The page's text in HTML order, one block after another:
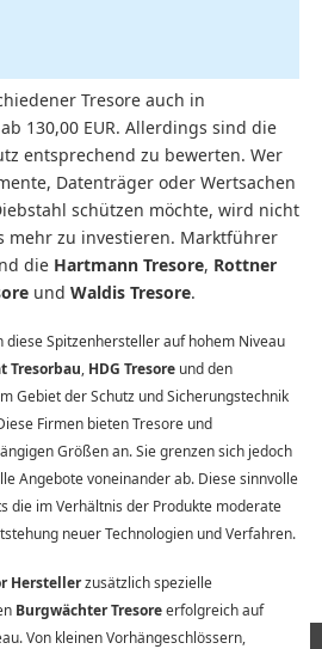
Tresore auch in
130,00 EUR. Allerdings sind die
entsprechend zu bewerten. Wer
Datenträger oder Wertsachen
schützen möchte, wird nicht
mehr zu investieren. Marktführer
die Hartmann Tresore, Rottner
und Waldis Tresore.
Spitzenhersteller auf hohem Niveau
Tresorbau, HDG Tresoreund den
Gebiet der Schutz und Sicherungstechnik
Firmen bieten Tresore und
Größen an. Sie grenzen sich jedoch
Angebote voneinander ab. Diese sinnvolle
die im Verhältnis der Produkte moderate
neuer Technologien und Verfahren.
Herstellerzusätzlich spezielle
Burgwächter Tresoreerfolgreich auf
Von kleinen Vorhängeschlössern,